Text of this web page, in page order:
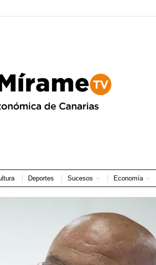
Deportes Sucesos Economía